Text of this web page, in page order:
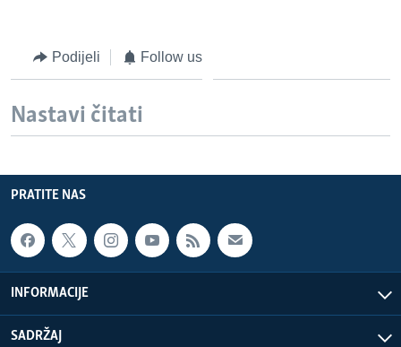
Podijeli Follow us
Nastavi čitati
PRATITE NAS
INFORMACIJE
SADRŽAJ